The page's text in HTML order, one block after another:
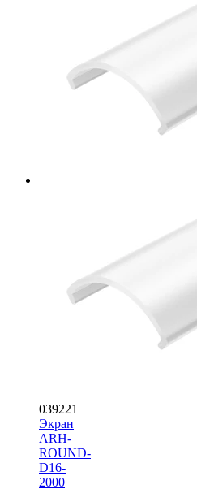
039221
Экран
ARH-
ROUND-
D16-
2000